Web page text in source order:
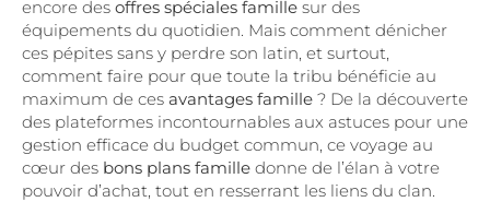
encore des offres spéciales famille sur des
équipements du quotidien. Mais comment dénicher
ces pépites sans y perdre son latin, et surtout,
comment faire pour que toute la tribu bénéficie au
maximum de ces avantages famille ? De la découverte
des plateformes incontournables aux astuces pour une
gestion efficace du budget commun, ce voyage au
cœur des bons plans famille donne de l’élan à votre
pouvoir d’achat, tout en resserrant les liens du clan.